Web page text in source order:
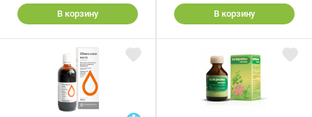
В корзину В корзину